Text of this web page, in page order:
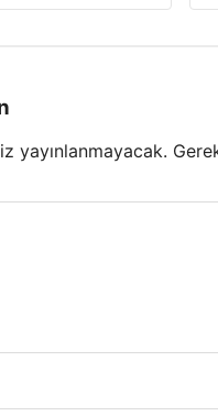
yayınlanmayacak.